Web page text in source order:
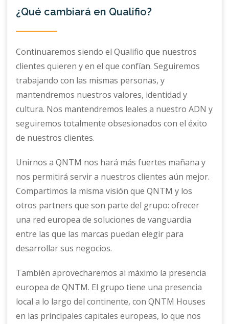
¿Qué cambiará en Qualifio?
Continuaremos siendo el Qualifio que nuestros
clientes quieren y en el que confían. Seguiremos
trabajando con las mismas personas, y
mantendremos nuestros valores, identidad y
cultura. Nos mantendremos leales a nuestro ADN y
seguiremos totalmente obsesionados con el éxito
de nuestros clientes.
Unirnos a QNTM nos hará más fuertes mañana y
nos permitirá servir a nuestros clientes aún mejor.
Compartimos la misma visión que QNTM y los
otros partners que son parte del grupo: ofrecer
una red europea de soluciones de vanguardia
entre las que las marcas puedan elegir para
desarrollar sus negocios.
También aprovecharemos al máximo la presencia
europea de QNTM. El grupo tiene una presencia
local a lo largo del continente, con QNTM Houses
en las principales capitales europeas, lo que nos